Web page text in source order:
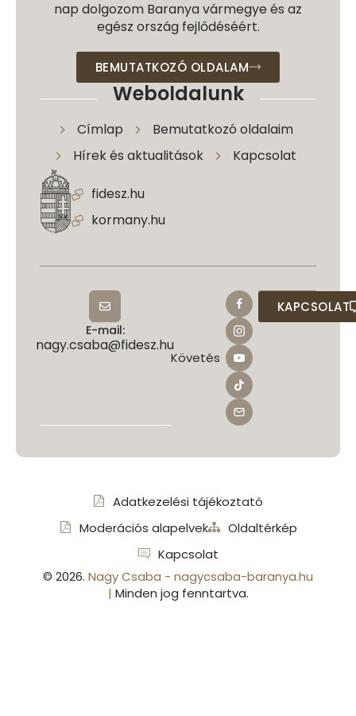
nap dolgozom Baranya vármegye és az
egész ország fejlődéséért.
BEMUTATKOZÓ OLDALAM
Weboldalunk
Címlap
Bemutatkozó oldalaim
Hírek és aktualitások
Kapcsolat
fidesz.hu
kormany.hu
E-mail:
nagy.csaba@fidesz.hu
Követés
KAPCSOLAT
Adatkezelési tájékoztató
Moderációs alapelvek
Oldaltérkép
Kapcsolat
© 2026. Nagy Csaba - nagycsaba-baranya.hu
| Minden jog fenntartva.